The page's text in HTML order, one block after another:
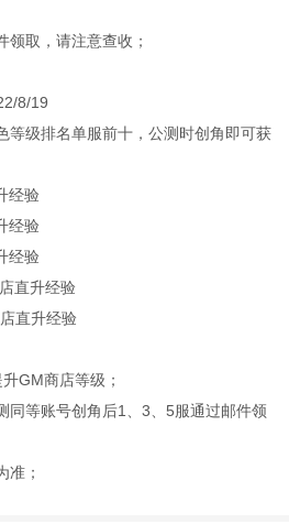
取，请注意查收；
8/19
等级排名单服前十，公测时创角即可获
经验
经验
经验
直升经验
直升经验
GM商店等级；
等账号创角后1、3、5服通过邮件领
准；